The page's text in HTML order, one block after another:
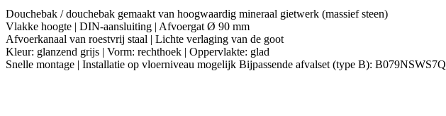
grijs
140x80x4,5cm
quantity
Douchebak / douchebak gemaakt van hoogwaardig mineraal gietwerk (massief steen)
Vlakke hoogte | DIN-aansluiting | Afvoergat Ø 90 mm
Afvoerkanaal van roestvrij staal | Lichte verlaging van de goot
Kleur: glanzend grijs | Vorm: rechthoek | Oppervlakte: glad
Snelle montage | Installatie op vloerniveau mogelijk Bijpassende afvalset (type B): B079NSWS7Q